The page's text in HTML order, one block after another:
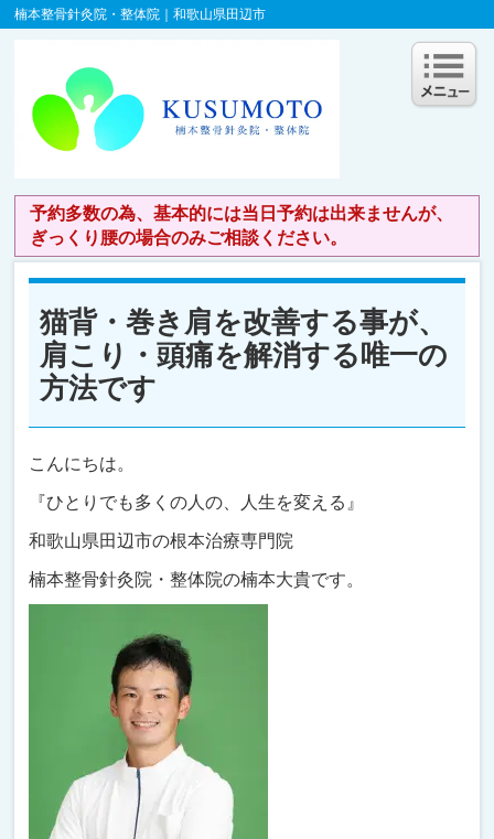
楠本整骨針灸院・整体院｜和歌山県田辺市
予約多数の為、基本的には当日予約は出来ませんが、
ぎっくり腰の場合のみご相談ください。
猫背・巻き肩を改善する事が、
肩こり・頭痛を解消する唯一の
方法です
こんにちは。
『ひとりでも多くの人の、人生を変える』
和歌山県田辺市の根本治療専門院
楠本整骨針灸院・整体院の楠本大貴です。